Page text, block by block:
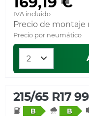
IVA incluido
Precio de montaje
Precio por neumático
215/65 R17
B B